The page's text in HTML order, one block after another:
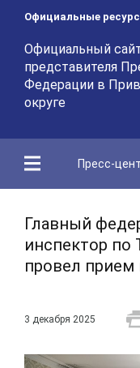
Официальные
Официальный
представителя
Федерации в
округе
Пресс-
Главный
инспектор по
провел прием
3 декабря 2025